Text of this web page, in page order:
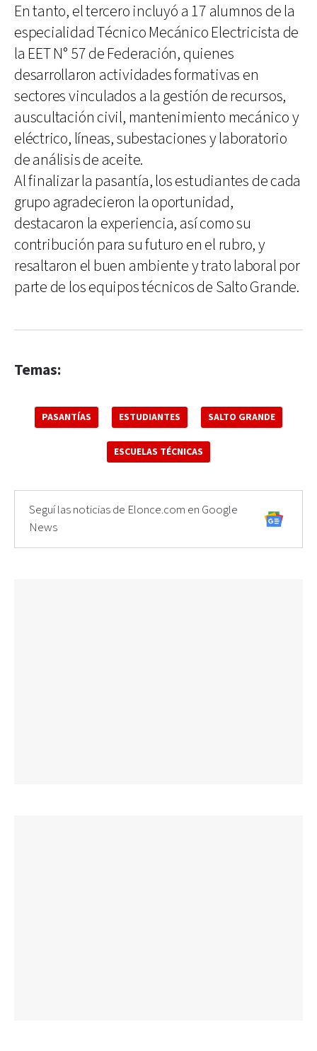
En tanto, el tercero incluyó a 17 alumnos de la
especialidad Técnico Mecánico Electricista de
la EET N° 57 de Federación, quienes
desarrollaron actividades formativas en
sectores vinculados a la gestión de recursos,
auscultación civil, mantenimiento mecánico y
eléctrico, líneas, subestaciones y laboratorio
de análisis de aceite.
Al finalizar la pasantía, los estudiantes de cada
grupo agradecieron la oportunidad,
destacaron la experiencia, así como su
contribución para su futuro en el rubro, y
resaltaron el buen ambiente y trato laboral por
parte de los equipos técnicos de Salto Grande.
Temas:
PASANTÍAS ESTUDIANTES SALTO GRANDE
ESCUELAS TÉCNICAS
Seguí las noticias de Elonce.com en Google
News